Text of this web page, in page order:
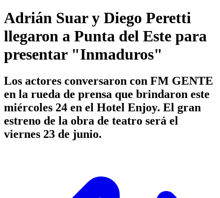
Adrián Suar y Diego Peretti
llegaron a Punta del Este para
presentar "Inmaduros"
Los actores conversaron con FM GENTE
en la rueda de prensa que brindaron este
miércoles 24 en el Hotel Enjoy. El gran
estreno de la obra de teatro será el
viernes 23 de junio.